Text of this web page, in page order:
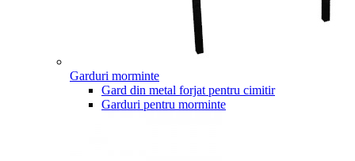
Garduri morminte
Gard din metal forjat pentru cimitir
Garduri pentru morminte